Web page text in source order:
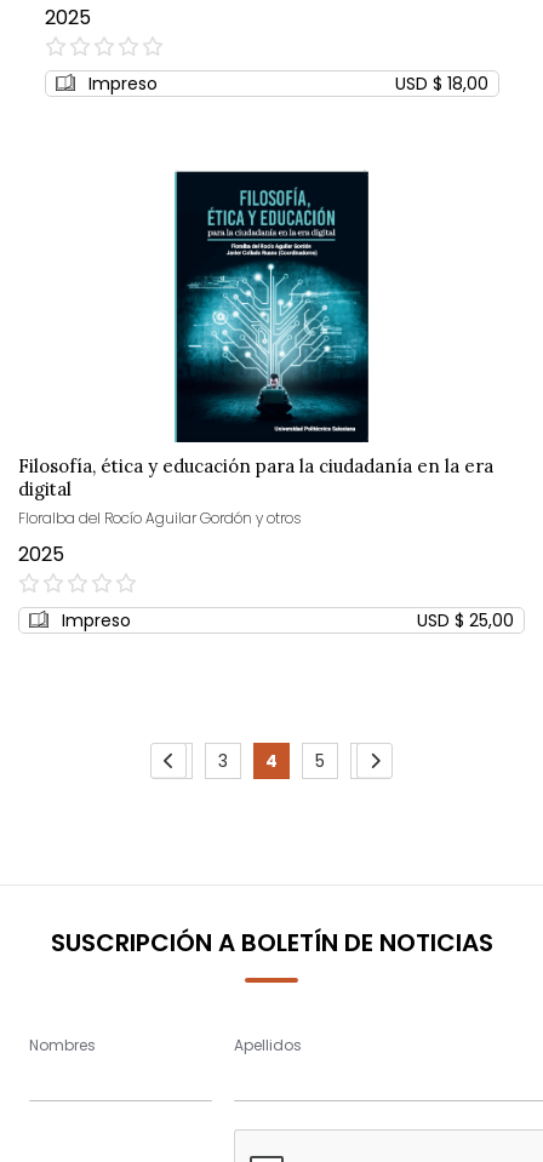
2025
0%
Impreso USD $ 18,00
Filosofía, ética y educación para la ciudadanía en la era
digital
Floralba del Rocío Aguilar Gordón y otros
2025
0%
Impreso USD $ 25,00
Page
Page
Previous
Page
2
Page
3
You're
page
4
Page
5
Page
6
Page
Siguiente
SUSCRIPCIÓN A BOLETÍN DE NOTICIAS
Nombres Apellidos